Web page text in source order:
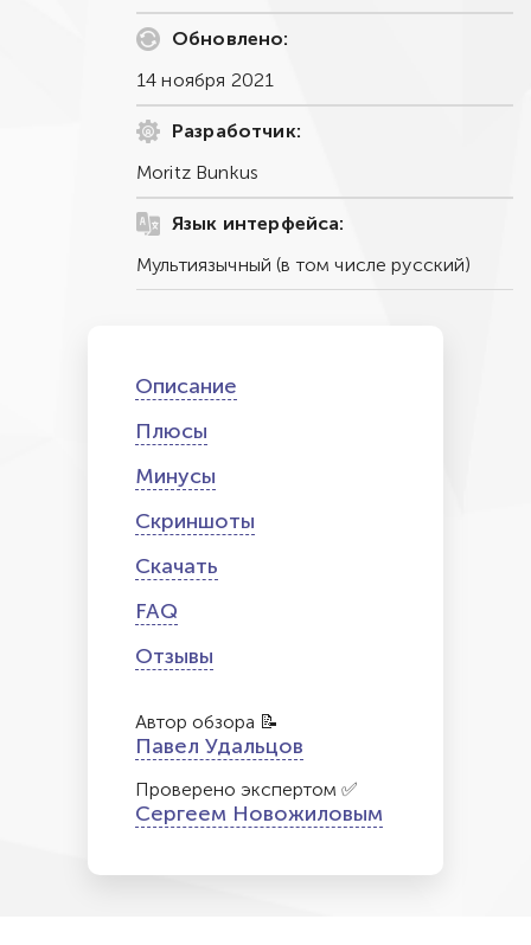
Обновлено:
14 ноября 2021
Разработчик:
Moritz Bunkus
Язык интерфейса:
Мультиязычный (в том числе русский)
Описание
Плюсы
Минусы
Скриншоты
Скачать
FAQ
Отзывы
Автор обзора 📝
Павел Удальцов
Проверено экспертом ✅
Сергеем Новожиловым